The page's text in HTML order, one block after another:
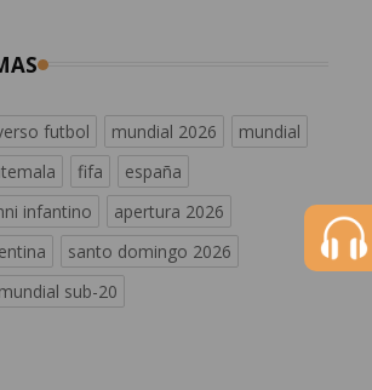
futbol mundial 2026
mundial
fifa
españa
infantino
apertura 2026
santo domingo 2026
sub-20